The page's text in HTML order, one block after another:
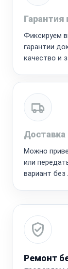
Гарантия
Фиксируем
гарантии
качество и
Доставка
Можно
или
вариант без
Ремонт